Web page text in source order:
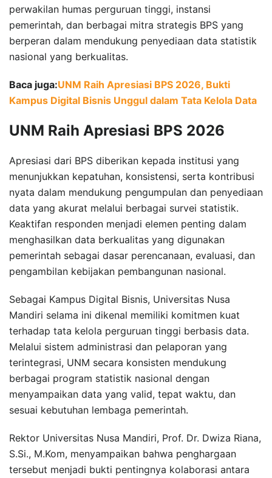
perwakilan humas perguruan tinggi, instansi
pemerintah, dan berbagai mitra strategis BPS yang
berperan dalam mendukung penyediaan data statistik
nasional yang berkualitas.
Baca juga:UNM Raih Apresiasi BPS 2026, Bukti
Kampus Digital Bisnis Unggul dalam Tata Kelola Data
UNM Raih Apresiasi BPS 2026
Apresiasi dari BPS diberikan kepada institusi yang
menunjukkan kepatuhan, konsistensi, serta kontribusi
nyata dalam mendukung pengumpulan dan penyediaan
data yang akurat melalui berbagai survei statistik.
Keaktifan responden menjadi elemen penting dalam
menghasilkan data berkualitas yang digunakan
pemerintah sebagai dasar perencanaan, evaluasi, dan
pengambilan kebijakan pembangunan nasional.
Sebagai Kampus Digital Bisnis, Universitas Nusa
Mandiri selama ini dikenal memiliki komitmen kuat
terhadap tata kelola perguruan tinggi berbasis data.
Melalui sistem administrasi dan pelaporan yang
terintegrasi, UNM secara konsisten mendukung
berbagai program statistik nasional dengan
menyampaikan data yang valid, tepat waktu, dan
sesuai kebutuhan lembaga pemerintah.
Rektor Universitas Nusa Mandiri, Prof. Dr. Dwiza Riana,
S.Si., M.Kom, menyampaikan bahwa penghargaan
tersebut menjadi bukti pentingnya kolaborasi antara